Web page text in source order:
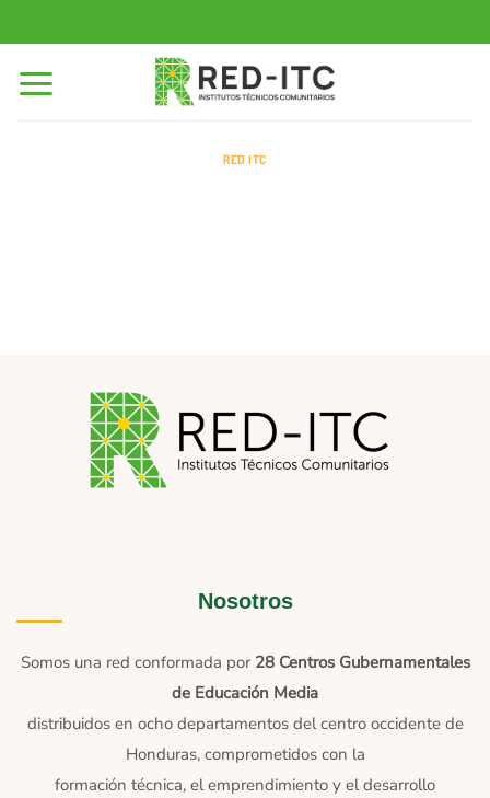
al
contenido
RED ITC
Nosotros
Somos una red conformada por 28 Centros Gubernamentales
de Educación Media
distribuidos en ocho departamentos del centro occidente de
Honduras, comprometidos con la
formación técnica, el emprendimiento y el desarrollo